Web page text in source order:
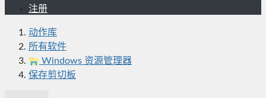
注册
动作库
所有软件
Windows 资源管理器
保存剪切板